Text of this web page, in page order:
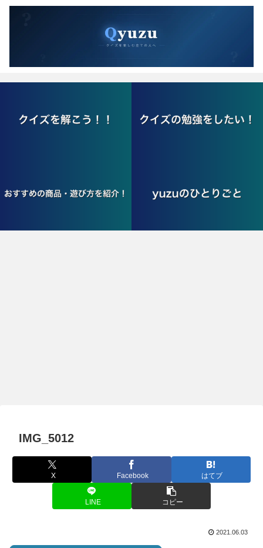
IMG_5012
X Facebook はてブ
LINE コピー
2021.06.03